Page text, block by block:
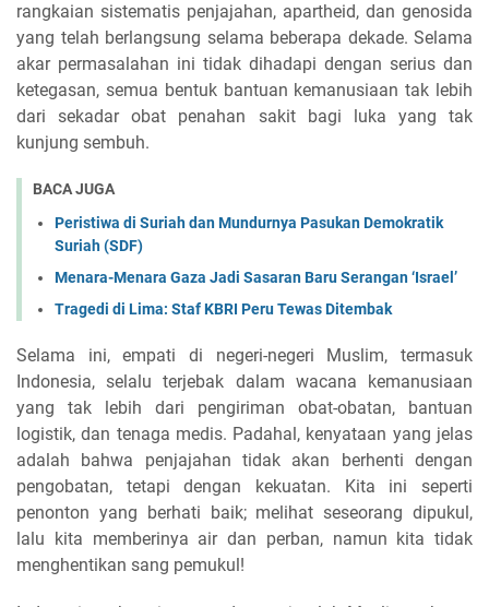
rangkaian sistematis penjajahan, apartheid, dan genosida
yang telah berlangsung selama beberapa dekade. Selama
akar permasalahan ini tidak dihadapi dengan serius dan
ketegasan, semua bentuk bantuan kemanusiaan tak lebih
dari sekadar obat penahan sakit bagi luka yang tak
kunjung sembuh.
BACA JUGA
Peristiwa di Suriah dan Mundurnya Pasukan Demokratik
Suriah (SDF)
Menara-Menara Gaza Jadi Sasaran Baru Serangan ‘Israel’
Tragedi di Lima: Staf KBRI Peru Tewas Ditembak
Selama ini, empati di negeri-negeri Muslim, termasuk
Indonesia, selalu terjebak dalam wacana kemanusiaan
yang tak lebih dari pengiriman obat-obatan, bantuan
logistik, dan tenaga medis. Padahal, kenyataan yang jelas
adalah bahwa penjajahan tidak akan berhenti dengan
pengobatan, tetapi dengan kekuatan. Kita ini seperti
penonton yang berhati baik; melihat seseorang dipukul,
lalu kita memberinya air dan perban, namun kita tidak
menghentikan sang pemukul!